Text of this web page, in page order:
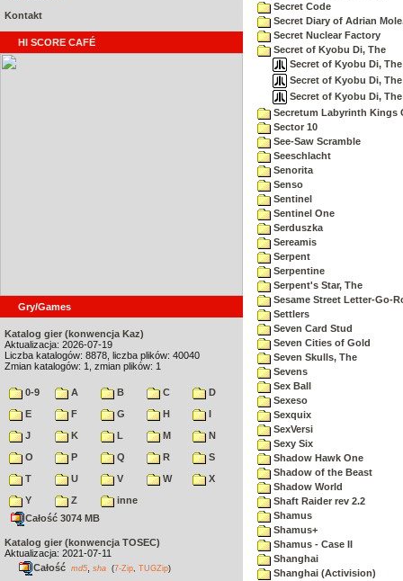
Kontakt
HI SCORE CAFÉ
Gry/Games
Katalog gier (konwencja Kaz)
Aktualizacja: 2026-07-19
Liczba katalogów: 8878, liczba plików: 40040
Zmian katalogów: 1, zmian plików: 1
0-9 A B C
D
E
F G H
I
J
K L M
N
O
P Q R
S
T
U V W
X
Y
Z
inne
Całość 3074 MB
Katalog gier (konwencja TOSEC)
Aktualizacja: 2021-07-11
Całość md5 sha (7-Zip TUGZip)
Secret Code
Secret Diary of Adrian
Secret Nuclear Factory
Secret of Kyobu Di, The
Secret of Kyobu Di,
Secret of Kyobu Di,
Secret of Kyobu Di,
Secretum Labyrinth Kings
Sector 10
See-Saw Scramble
Seeschlacht
Senorita
Senso
Sentinel
Sentinel One
Serduszka
Sereamis
Serpent
Serpentine
Serpent's Star, The
Sesame Street Letter-Go-
Settlers
Seven Card Stud
Seven Cities of Gold
Seven Skulls, The
Sevens
Sex Ball
Sexeso
Sexquix
SexVersi
Sexy Six
Shadow Hawk One
Shadow of the Beast
Shadow World
Shaft Raider rev 2.2
Shamus
Shamus+
Shamus - Case II
Shanghai
Shanghai (Activision)